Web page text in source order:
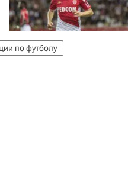
по футболу